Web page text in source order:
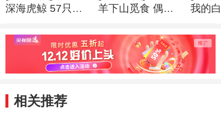
深海虎鲸 57只鲸
来到澳大利亚
羊下山觅食 偶遇
我的
大鱼
相关推荐